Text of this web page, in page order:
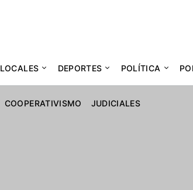
LOCALES DEPORTES POLÍTICA
COOPERATIVISMO JUDICIALES